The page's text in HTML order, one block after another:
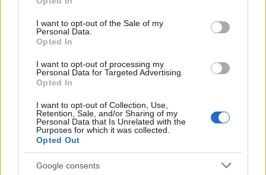
use your data for below specified purposes in below Google
consent section.
I want to opt-out of the Sale of my
Personal Data.
Opted In
I want to opt-out of processing my
Personal Data for Targeted Advertising.
Opted In
I want to opt-out of Collection, Use,
Retention, Sale, and/or Sharing of my
Personal Data that Is Unrelated with the
Purposes for which it was collected.
Opted Out
Google consents
Μάθε πρώτος όλες τις σημαντικές
Βάλε το proson.gr στα αποτελέσματα
αναζήτησης της Google
Δημοφιλείς Ειδήσεις